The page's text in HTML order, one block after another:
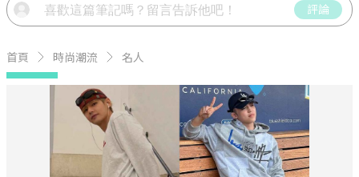
評論
首頁 時尚潮流 名人